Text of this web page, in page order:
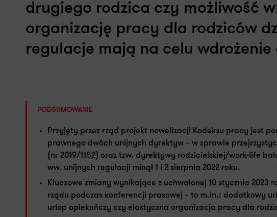
drugiego rodzica czy możliwość
organizację pracy dla rodziców
regulacje mają na celu
PODSUMOWANIE
Przyjęty przez rząd projekt nowelizacji Kodeksu pracy jest
prawnego dwóch unijnych dyrektyw – w sprawie
(nr 2019/1152) oraz tzw. dyrektywy rodzicielskiej/work-life
ww. unijnych regulacji minął 1 i 2 sierpnia 2022 roku.
Kluczowe zmiany wynikające z uchwalonej 10 stycznia 2023
rządu podczas konferencji prasowej – to m.in.: dodatkowy
urlop opiekuńczy czy elastyczna organizacja pracy dla